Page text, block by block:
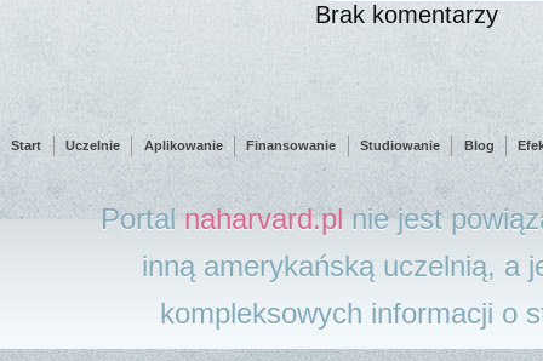
Brak komentarzy
Start Uczelnie Aplikowanie Finansowanie Studiowanie Blog
Portal naharvard.pl nie jest
inną amerykańską uczelnią, a
kompleksowych informacji o